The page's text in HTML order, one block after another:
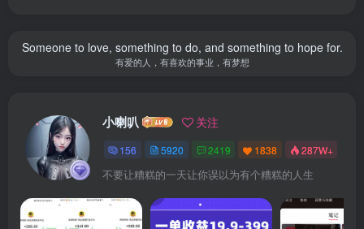
Someone to love, something to do, and something to hope for.
有爱的人，有喜欢的事业，有梦想
小喇叭 关注
156 5920 2419 1838 287W+
不要让糟糕的一天让你误以为有个糟糕的人生